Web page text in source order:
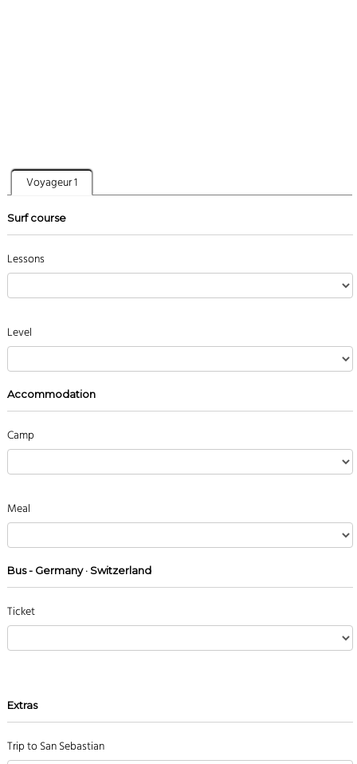
Voyageur 1
Surf course
Lessons
Level
Accommodation
Camp
Meal
Bus - Germany · Switzerland
Ticket
Extras
Trip to San Sebastian